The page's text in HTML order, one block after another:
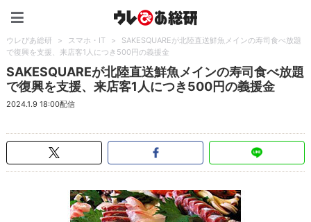
ウレぴあ総研 > スマホ・IT >
SAKESQUAREが北陸直送鮮魚メインの寿司食べ放題
で復興を支援、来店客1人につき500円の義援金
SAKESQUAREが北陸直送鮮魚メインの寿司食べ放題
で復興を支援、来店客1人につき500円の義援金
2024.1.9 18:00配信